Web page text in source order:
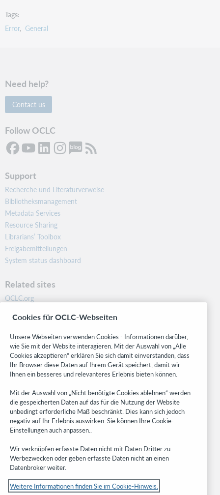
Tags
Error General
Need help?
Contact us
Follow OCLC
Support
Recherche und Literaturverweise
Bibliotheksmanagement
Metadata Services
Resource Sharing
Librarians’ Toolbox
Freigabemitteilungen
System status dashboard
Related sites
OCLC.org
Community
Research
WebJunction
Developer Network
Stay in the know.
Get the latest product updates, research, events, and much more—
right to your inbox.
Subscribe now
Cookies für OCLC-Webseiten
Unsere Webseiten verwenden Cookies - Informationen darüber,
wie Sie mit der Website interagieren. Mit der Auswahl von „Alle
Cookies akzeptieren“ erklären Sie sich damit einverstanden, dass
Ihr Browser diese Daten auf Ihrem Gerät speichert, damit wir
Ihnen ein besseres und relevanteres Erlebnis bieten können.
Mit der Auswahl von „Nicht benötigte Cookies ablehnen“ werden
die gespeicherten Daten auf das für die Nutzung der Website
unbedingt erforderliche Maß beschränkt. Dies kann sich jedoch
negativ auf Ihr Erlebnis auswirken. Sie können Ihre Cookie-
Einstellungen auch anpassen..
Wir verknüpfen erfasste Daten nicht mit Daten Dritter zu
Werbezwecken oder geben erfasste Daten nicht an einen
Datenbroker weiter.
Weitere Informationen finden Sie im Cookie-Hinweis.